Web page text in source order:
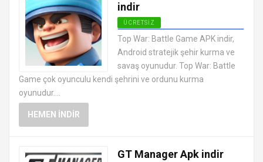
indir
ÜCRETSIZ
EN İYI ANDROID APK OYUNLARI
ÜCRETSIZ
Top War: Battle Game APK indir,
Android stratejik şehir kurma ve
savaş oyunudur. Top War: Battle
Game çok oyunculu kendi şehrini ve ordunu kurma
oyunudur....
HEMEN İNDIR
GT Manager Apk indir